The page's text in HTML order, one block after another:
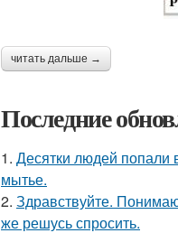
читать дальше →
Последние
1. Десятки людей попали
мытье.
2. Здравствуйте.
же решусь спросить.